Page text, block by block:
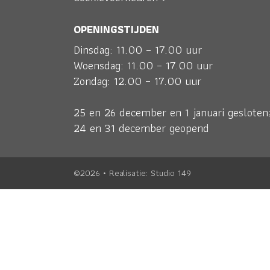
OPENINGSTIJDEN
Dinsdag: 11.00 – 17.00 uur
Woensdag: 11.00 – 17.00 uur
Zondag: 12.00 – 17.00 uur
25 en 26 december en 1 januari
24 en 31 december geopend
©2026 • Realisatie: Studio 149